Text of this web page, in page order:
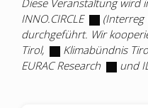
Diese Veranstaltung wird
INNO.CIRCLE
(Interreg
durchgeführt. Wir
Tirol,
Klimabündnis
EURAC Research
und